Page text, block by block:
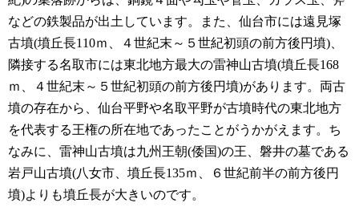
などの鉄製品が出土しています。また、仙台市には遠見塚
古墳(墳丘長110ｍ、４世紀末～５世紀初頭の前方後円墳)、
隣接する名取市には東北地方最大の雷神山古墳(墳丘長168
ｍ、４世紀末～５世紀初頭の前方後円墳)があります。両古
墳の存在から、仙台平野や名取平野が古墳時代の東北地方
を代表する王権の所在地であったことがうかがえます。ち
なみに、雷神山古墳は九州王朝(倭国)の王、磐井の墓である
岩戸山古墳(八女市、墳丘長135ｍ、６世紀前半の前方後円
墳)よりも墳丘長が大きいのです。